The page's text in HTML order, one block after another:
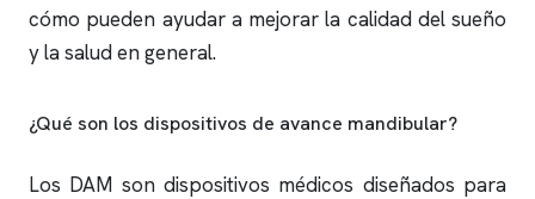
cómo pueden ayudar a mejorar la calidad del sueño
y la salud en general.
¿Qué son los dispositivos de avance mandibular?
Los DAM son dispositivos médicos diseñados para